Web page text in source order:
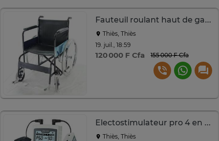
Fauteuil roulant haut de gamme
Thiès, Thiès
19. juil., 18:59
120 000 F Cfa 155 000 F Cfa
Electostimulateur pro 4 en 1. TENS, EMS, IF, RUSS
Thiès, Thiès